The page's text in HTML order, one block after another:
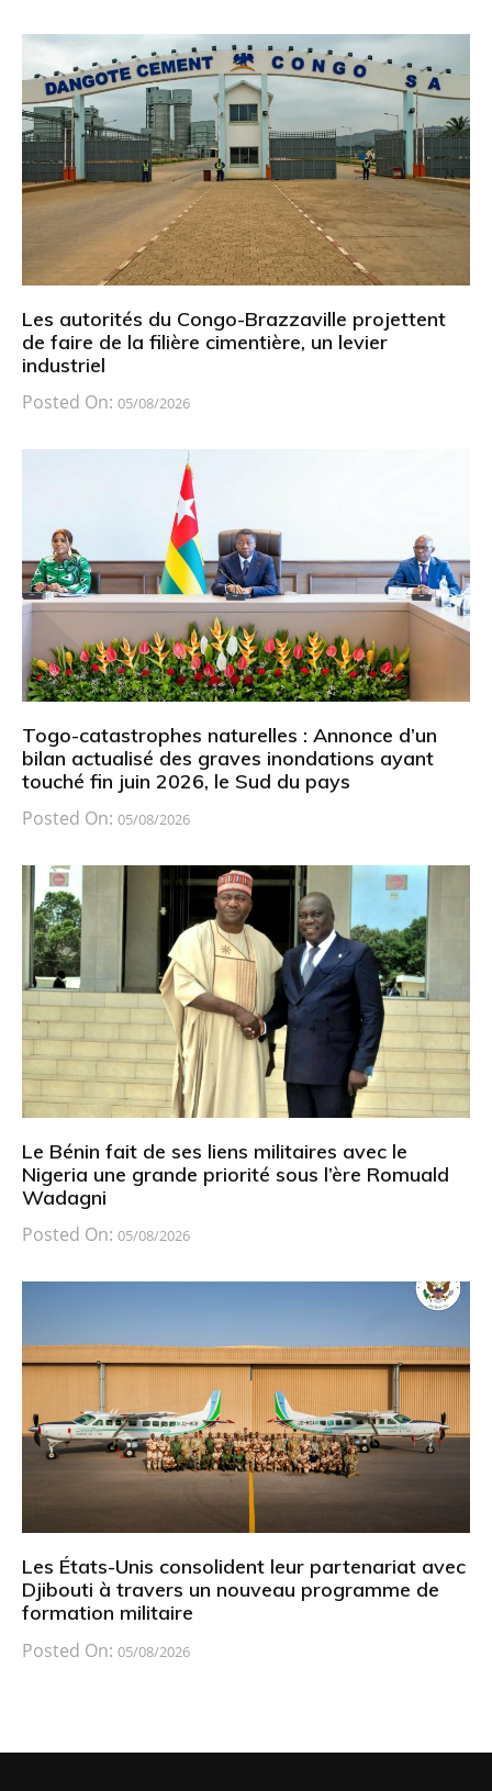
Les autorités du Congo-Brazzaville projettent
de faire de la filière cimentière, un levier
industriel
Posted On: 05/08/2026
Togo-catastrophes naturelles : Annonce d’un
bilan actualisé des graves inondations ayant
touché fin juin 2026, le Sud du pays
Posted On: 05/08/2026
Le Bénin fait de ses liens militaires avec le
Nigeria une grande priorité sous l’ère Romuald
Wadagni
Posted On: 05/08/2026
Les États-Unis consolident leur partenariat avec
Djibouti à travers un nouveau programme de
formation militaire
Posted On: 05/08/2026